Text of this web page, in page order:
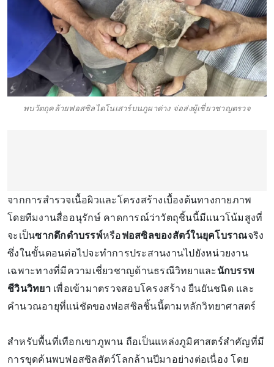
พบวัตถุคล้ายฟอสซิลไดโนเสาร์บนภูผาด่าง จ่อส่งผู้เชี่ยวชาญตรวจ
จากการสำรวจเนื้อผิวและโครงสร้างเบื้องต้นทางกายภาพ
โดยทีมงานสื่ออนุรักษ์ คาดการณ์ว่าวัตถุชิ้นนี้มีแนวโน้มสูงที่
จะเป็นซากดึกดำบรรพ์หรือฟอสซิลของสัตว์ในยุคโบราณจริง
ซึ่งในขั้นตอนต่อไปจะทำการประสานงานไปยังหน่วยงาน
เฉพาะทางที่มีความเชี่ยวชาญด้านธรณีวิทยาและ นักบรรพ
ชีวินวิทยาเพื่อเข้ามาตรวจสอบโครงสร้าง ยืนยันชนิด และ
คำนวณอายุที่แน่ชัดของฟอสซิลชิ้นนี้ตามหลักวิทยาศาสตร์
สำหรับพื้นที่เทือกเขาภูพาน ถือเป็นแหล่งภูมิศาสตร์สำคัญที่มี
การขุดค้นพบฟอสซิลสัตว์โลกล้านปีมาอย่างต่อเนื่อง โดย